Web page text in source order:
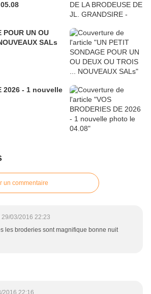
POUR UN OU
SALs
nouvelle
un commentaire
29/03/2016 22:23
les broderies sont magnifique bonne nuit
2016 22:16